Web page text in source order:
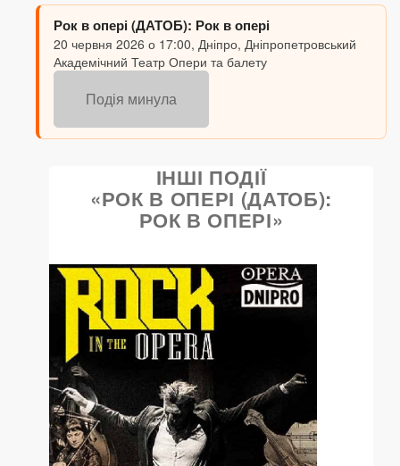
Рок в опері (ДАТОБ): Рок в опері
20 червня 2026 о 17:00, Дніпро, Дніпропетровський
Академічний Театр Опери та балету
Подія минула
ІНШІ ПОДІЇ
«РОК В ОПЕРІ (ДАТОБ):
РОК В ОПЕРІ»